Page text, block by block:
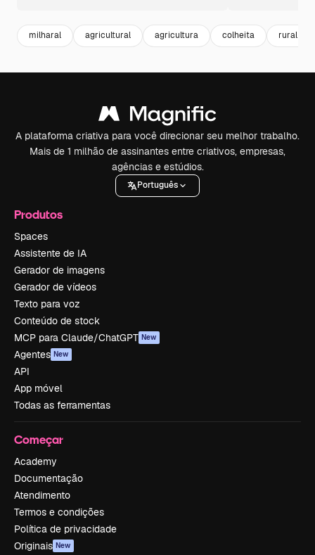
milharal agricultural agricultura colheita rural
A plataforma criativa para você direcionar seu melhor trabalho.
Mais de 1 milhão de assinantes entre criativos, empresas,
agências e estúdios.
Português
Produtos
Spaces
Assistente de IA
Gerador de imagens
Gerador de vídeos
Texto para voz
Conteúdo de stock
MCP para Claude/ChatGPT New
Agentes New
API
App móvel
Todas as ferramentas
Começar
Academy
Documentação
Atendimento
Termos e condições
Política de privacidade
Originais New